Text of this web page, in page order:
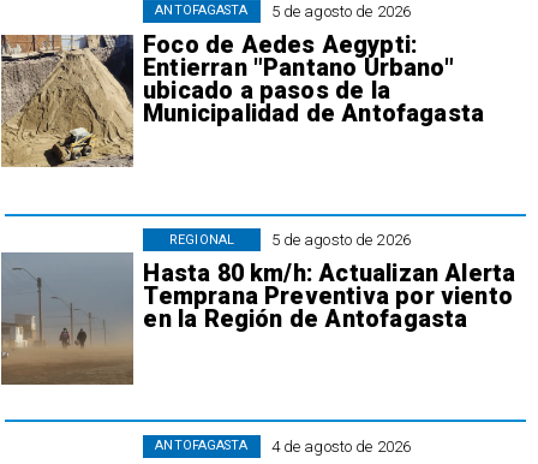
5 de agosto de 2026
Foco de Aedes Aegypti:
Entierran "Pantano Urbano"
ubicado a pasos de la
Municipalidad de Antofagasta
ANTOFAGASTA
5 de agosto de 2026
Hasta 80 km/h: Actualizan Alerta
Temprana Preventiva por viento
en la Región de Antofagasta
REGIONAL
4 de agosto de 2026
ANTOFAGASTA